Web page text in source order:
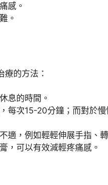
感。
。
的方法：
息的時間。
每次15-20分鐘；而對於
適，例如輕輕伸展手指、
，可以有效減輕疼痛感。